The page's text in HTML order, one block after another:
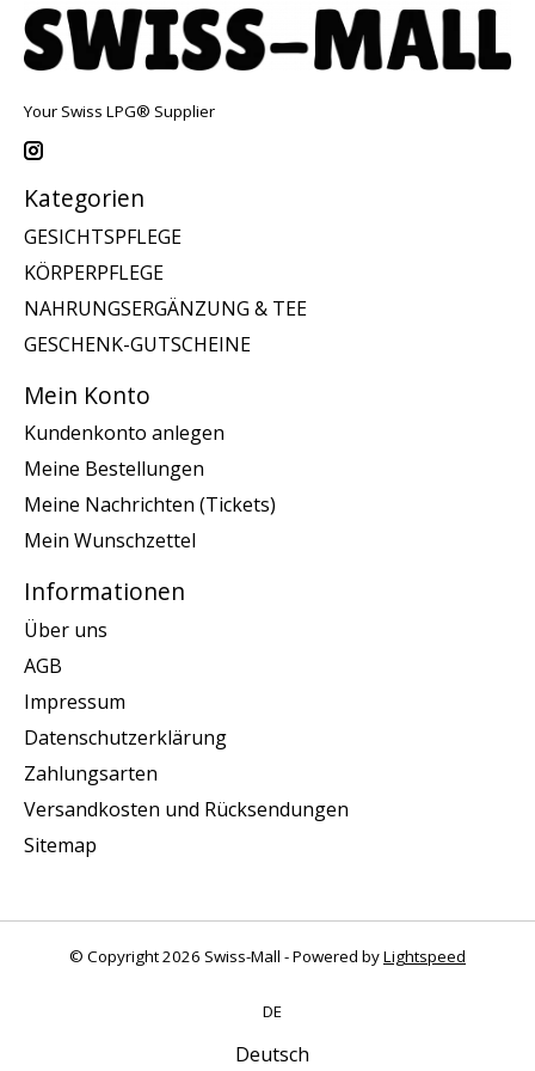
Your Swiss LPG® Supplier
Kategorien
GESICHTSPFLEGE
KÖRPERPFLEGE
NAHRUNGSERGÄNZUNG & TEE
GESCHENK-GUTSCHEINE
Mein Konto
Kundenkonto anlegen
Meine Bestellungen
Meine Nachrichten (Tickets)
Mein Wunschzettel
Informationen
Über uns
AGB
Impressum
Datenschutzerklärung
Zahlungsarten
Versandkosten und Rücksendungen
Sitemap
© Copyright 2026 Swiss-Mall - Powered byLightspeed
DE
Deutsch